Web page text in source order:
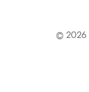
© 2026